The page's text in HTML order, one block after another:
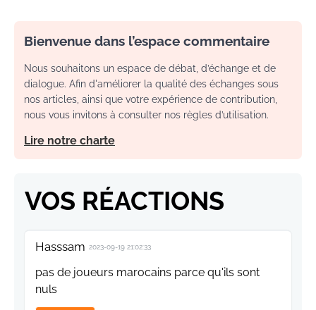
Bienvenue dans l’espace commentaire
Nous souhaitons un espace de débat, d’échange et de
dialogue. Afin d'améliorer la qualité des échanges sous
nos articles, ainsi que votre expérience de contribution,
nous vous invitons à consulter nos règles d’utilisation.
Lire notre charte
VOS RÉACTIONS
Hasssam 2023-09-19 21:02:33
pas de joueurs marocains parce qu'ils sont
nuls